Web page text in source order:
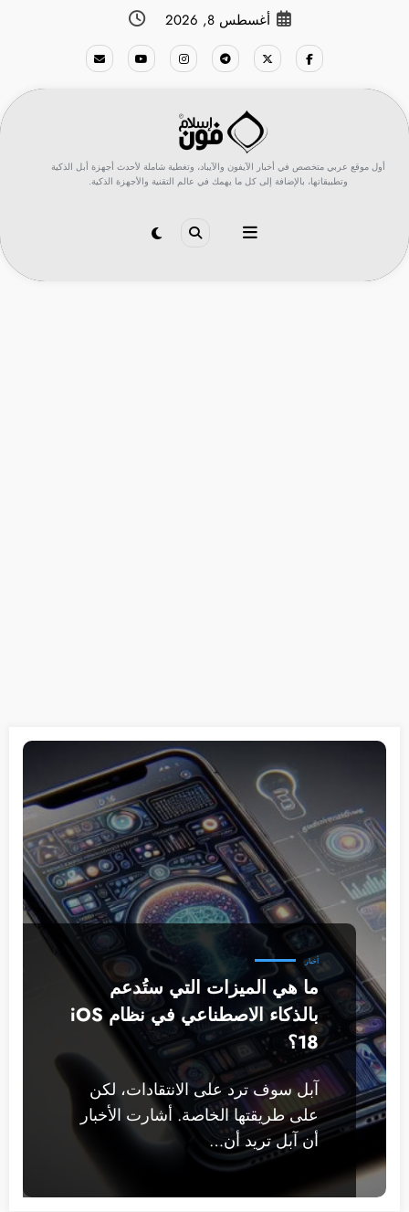
أغسطس 8, 2026
أول موقع عربي متخصص في أخبار الآيفون والآيباد، وتغطية شاملة لأحدث أجهزة أبل الذكية
وتطبيقاتها، بالإضافة إلى كل ما يهمك في عالم التقنية والأجهزة الذكية.
أخبار
ما هي الميزات التي ستُدعم
بالذكاء الاصطناعي في نظام iOS
18؟
آبل سوف ترد على الانتقادات، لكن
على طريقتها الخاصة. أشارت الأخبار
أن آبل تريد أن…